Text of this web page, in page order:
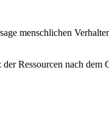
menschlichen
Ressourcen nach